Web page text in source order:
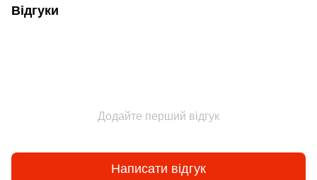
Відгуки
Додайте перший відгук
Написати відгук